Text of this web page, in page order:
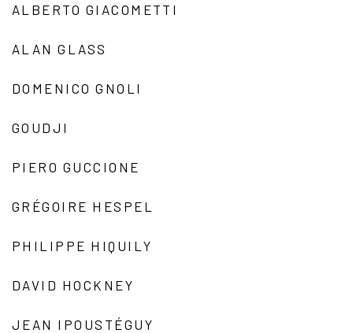
ALBERTO GIACOMETTI
ALAN GLASS
DOMENICO GNOLI
GOUDJI
PIERO GUCCIONE
GRÉGOIRE HESPEL
PHILIPPE HIQUILY
DAVID HOCKNEY
JEAN IPOUSTÉGUY